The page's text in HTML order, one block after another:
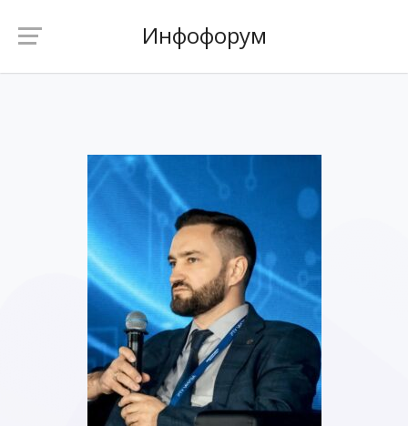
Инфофорум